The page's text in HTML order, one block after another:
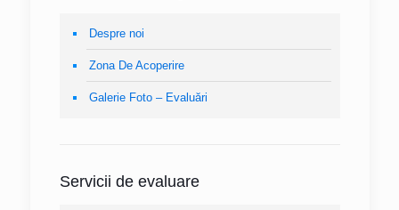
Despre noi
Zona De Acoperire
Galerie Foto – Evaluări
Servicii de evaluare